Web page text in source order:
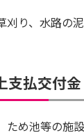
刈り、水路の
支払交付金
ため池等の施